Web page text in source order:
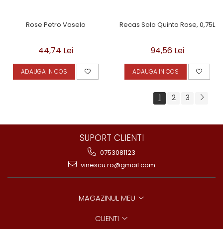
Rose Petro Vaselo
44,74 Lei
ADAUGA IN COS
Recas Solo Quinta Rose, 0,75L
94,56 Lei
ADAUGA IN COS
1 2 3
SUPORT CLIENTI
0753081123
vinescu.ro@gmail.com
MAGAZINUL MEU
CLIENTI